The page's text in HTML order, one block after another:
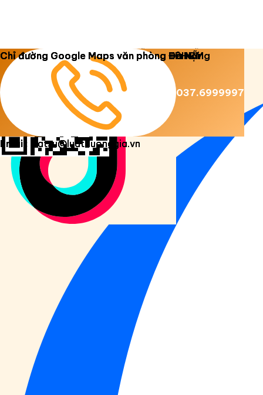
Copyright 2026 © Luật Dương Gia